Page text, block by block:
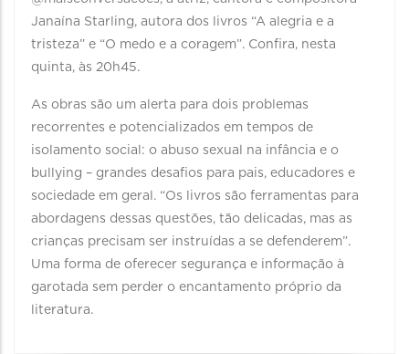
Janaína Starling, autora dos livros “A alegria e a
tristeza” e “O medo e a coragem”. Confira, nesta
quinta, às 20h45.
As obras são um alerta para dois problemas
recorrentes e potencializados em tempos de
isolamento social: o abuso sexual na infância e o
bullying – grandes desafios para pais, educadores e
sociedade em geral. “Os livros são ferramentas para
abordagens dessas questões, tão delicadas, mas as
crianças precisam ser instruídas a se defenderem”.
Uma forma de oferecer segurança e informação à
garotada sem perder o encantamento próprio da
literatura.